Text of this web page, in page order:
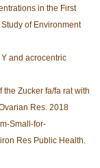
in the First
of Environment
and acrocentric
the Zucker fa/fa rat with
Res. 2018
Small-for-
Res Public Health.